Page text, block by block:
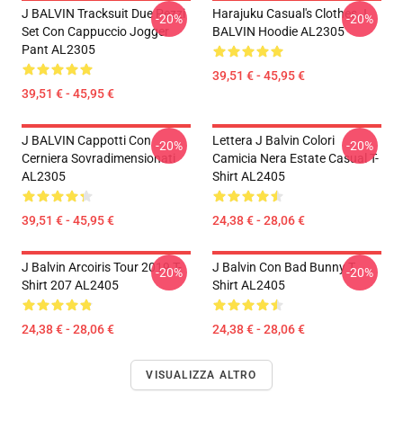
J BALVIN Tracksuit Due Pezzi
Set Con Cappuccio Jogger
Pant AL2305
39,51 € - 45,95 €
-20%
Harajuku Casual's Clothes J
BALVIN Hoodie AL2305
39,51 € - 45,95 €
-20%
J BALVIN Cappotti Con
Cerniera Sovradimensionati
AL2305
39,51 € - 45,95 €
-20%
Lettera J Balvin Colori
Camicia Nera Estate Casual T-
Shirt AL2405
24,38 € - 28,06 €
-20%
J Balvin Arcoiris Tour 2019 T-
Shirt 207 AL2405
24,38 € - 28,06 €
-20%
J Balvin Con Bad Bunny T
Shirt AL2405
24,38 € - 28,06 €
-20%
VISUALIZZA ALTRO